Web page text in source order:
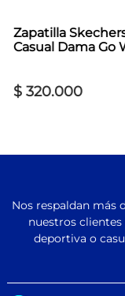
Zapatilla
Casual Dama Go
$ 320.000
Nos respaldan más
nuestros
deportiva o